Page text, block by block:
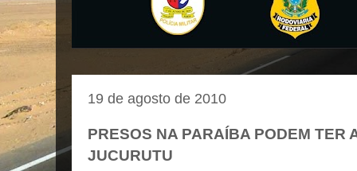
19 de agosto de 2010
PRESOS NA PARAÍBA PODEM TER
JUCURUTU